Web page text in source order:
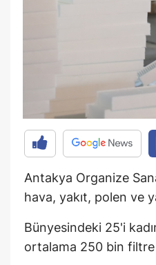
Antakya Organize
hava, yakıt, polen ve
Bünyesindeki 25'i
ortalama 250 bin filtre